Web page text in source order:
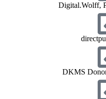
Digital.Wolff,
DKMS